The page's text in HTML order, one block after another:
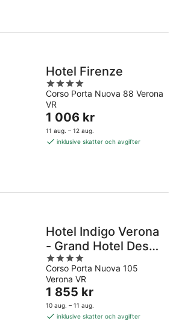
Hotel Firenze
4
out
of
5
Corso Porta Nuova 88 Verona
VR
Priset
är
1 006 kr
1 006 kr
11 aug. – 12 aug.
inklusive skatter och avgifter
Hotel Indigo Verona
- Grand Hotel Des
Arts by IHG
4
out
of
5
Corso Porta Nuova 105
Verona VR
Priset
är
1 855 kr
1 855 kr
10 aug. – 11 aug.
inklusive skatter och avgifter